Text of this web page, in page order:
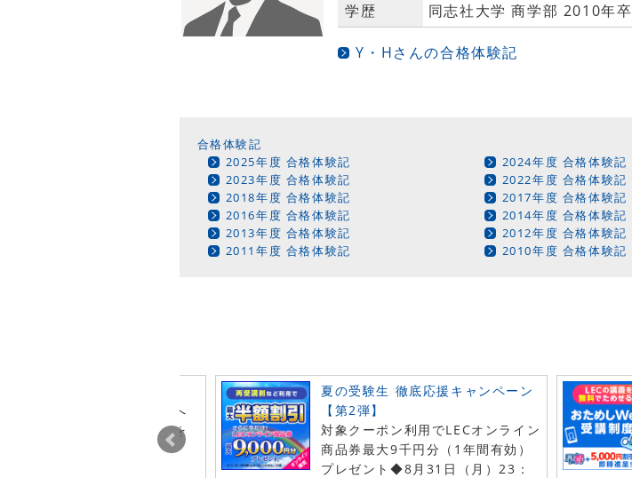
学歴
同志社大学 商学部 2010年卒
Y・Hさんの合格体験記
合格体験記
2025年度 合格体験記
2024年度 合格体験記
2023年度 合格体験記
2022年度 合格体験記
2018年度 合格体験記
2017年度 合格体験記
2016年度 合格体験記
2014年度 合格体験記
2013年度 合格体験記
2012年度 合格体験記
2011年度 合格体験記
2010年度 合格体験記
オンライン注文した商品へ
ビュー投稿で特典ポイントを
夏の受験生 徹底応援キャンペーン
【第2弾】
対象クーポン利用でLECオンライン
商品券最大9千円分（1年間有効）
プレゼント◆8月31日（月）23：